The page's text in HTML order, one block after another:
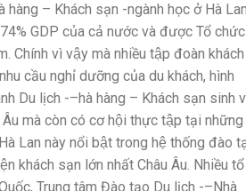
– Khách sạn -ngành học ở Hà Lan
GDP của cả nước và được Tổ
Chính vì vậy mà nhiều tập đoàn khách
cầu nghỉ dưỡng của du khách, hình
Du lịch -–hà hàng – Khách sạn sinh
mà còn có cơ hội thực tập tại những
Lan này nổi bật trong hệ thống đào
khách sạn lớn nhất Châu Âu. Nhiều tổ
Trung tâm Đào tạo Du lịch -–Nhà